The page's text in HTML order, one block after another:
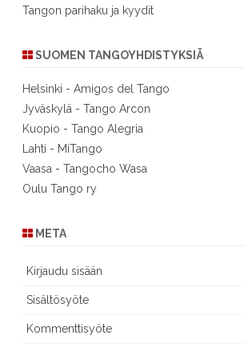
Tangon parihaku ja kyydit
SUOMEN TANGOYHDISTYKSIÄ
Helsinki - Amigos del Tango
Jyväskylä - Tango Arcon
Kuopio - Tango Alegria
Lahti - MiTango
Vaasa - Tangocho Wasa
Oulu Tango ry
META
Kirjaudu sisään
Sisältösyöte
Kommenttisyöte